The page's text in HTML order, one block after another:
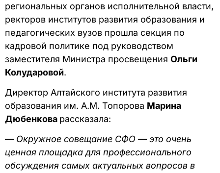
региональных органов исполнительной власти,
ректоров институтов развития образования и
педагогических вузов прошла секция по
кадровой политике под руководством
заместителя Министра просвещения Ольги
Колударовой.
Директор Алтайского института развития
образования им. А.М. Топорова Марина
Дюбенкова рассказала:
— Окружное совещание СФО — это очень
ценная площадка для профессионального
обсуждения самых актуальных вопросов в